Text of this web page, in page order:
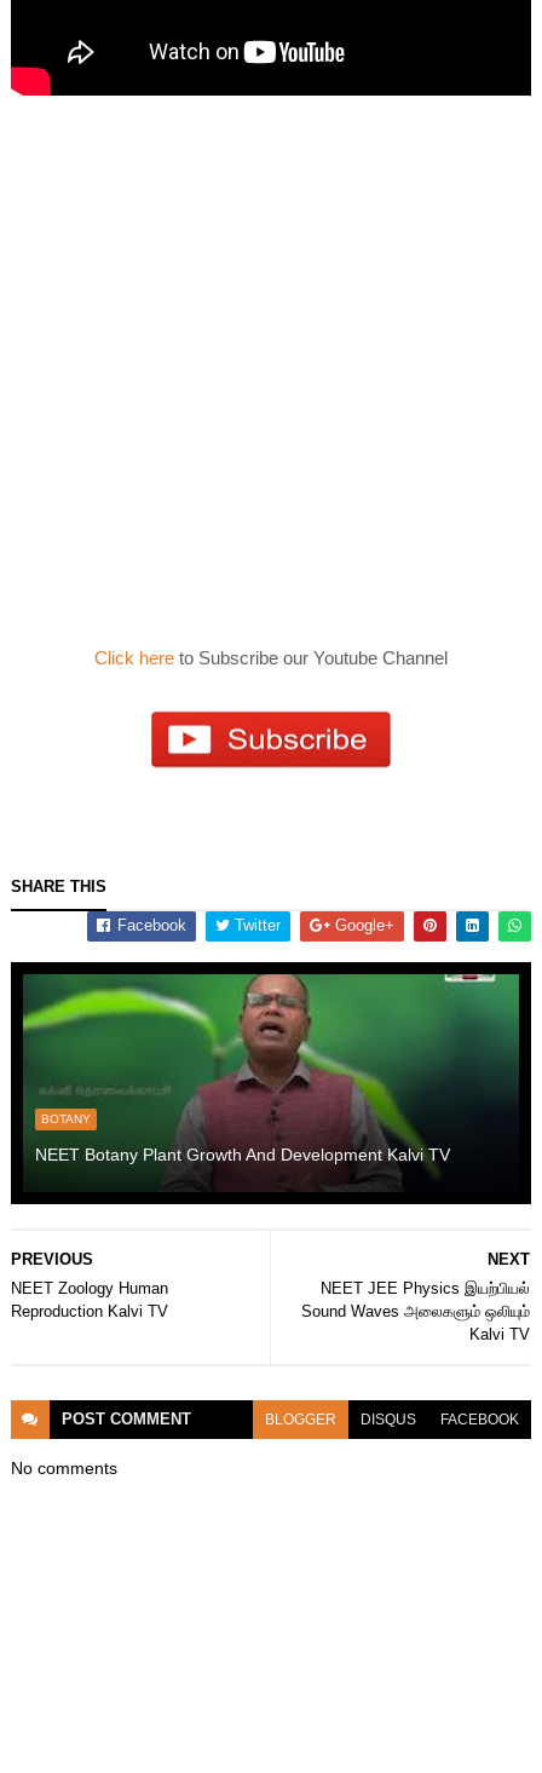
Click here to Subscribe our Youtube Channel
SHARE THIS
Facebook Twitter Google+
BOTANY
NEET Botany Plant Growth And Development Kalvi TV
NEXT
NEET JEE Physics இயற்பியல்
Sound Waves அலைகளும் ஒலியும்
Kalvi TV
PREVIOUS
NEET Zoology Human
Reproduction Kalvi TV
POST COMMENT BLOGGER DISQUS FACEBOOK
No comments